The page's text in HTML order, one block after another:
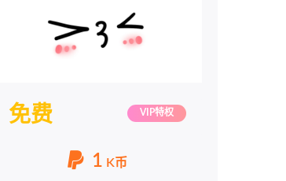
免费 VIP特权
1 K币